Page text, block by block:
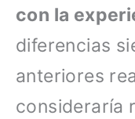
con la
diferencias
anteriores
consideraría